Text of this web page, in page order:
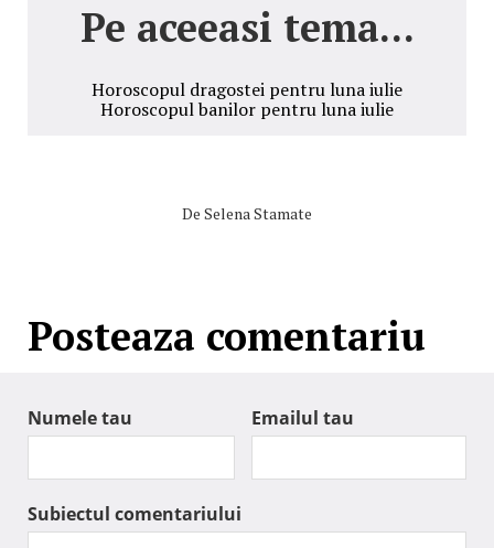
Pe aceeasi tema...
Horoscopul dragostei pentru luna iulie
Horoscopul banilor pentru luna iulie
De Selena Stamate
Posteaza comentariu
Numele tau Emailul tau
Subiectul comentariului